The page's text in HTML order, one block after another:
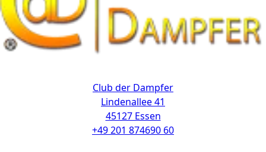
Club der Dampfer
Lindenallee 41
45127 Essen
+49 201 874690 60